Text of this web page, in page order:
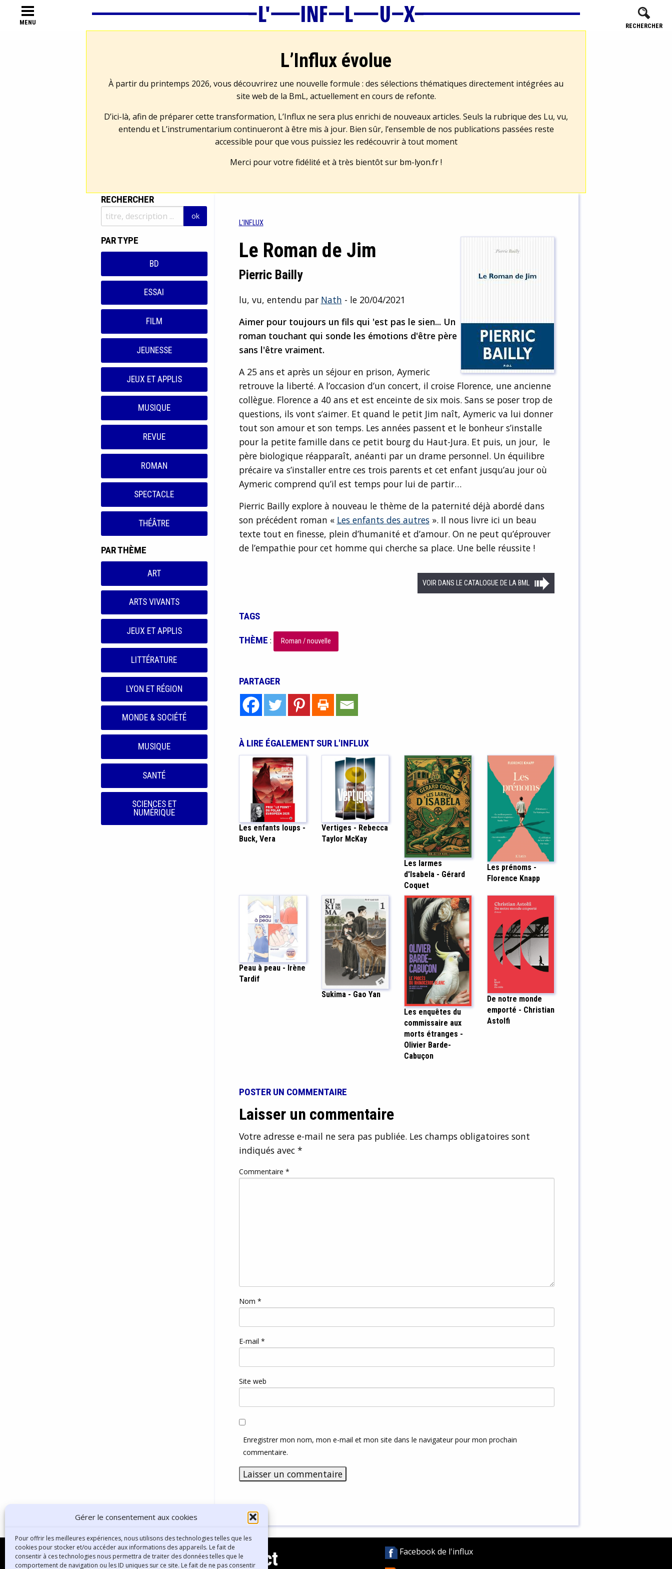
Gérer le consentement aux cookies
Pour offrir les meilleures expériences, nous utilisons des technologies telles que les
cookies pour stocker et/ou accéder aux informations des appareils. Le fait de
consentir à ces technologies nous permettra de traiter des données telles que le
comportement de navigation ou les ID uniques sur ce site. Le fait de ne pas consentir
MENU RECHERCHER
L’Influx évolue
À partir du printemps 2026, vous découvrirez une nouvelle formule : des sélections thématiques directement intégrées au
site web de la BmL, actuellement en cours de refonte.
D’ici-là, afin de préparer cette transformation, L’Influx ne sera plus enrichi de nouveaux articles. Seuls la rubrique des Lu, vu,
entendu et L’instrumentarium continueront à être mis à jour. Bien sûr, l’ensemble de nos publications passées reste
accessible pour que vous puissiez les redécouvrir à tout moment
Merci pour votre fidélité et à très bientôt sur bm-lyon.fr!
RECHERCHER
PAR TYPE
BD
ESSAI
FILM
JEUNESSE
JEUX ET APPLIS
MUSIQUE
REVUE
ROMAN
SPECTACLE
THÉÂTRE
PAR THÈME
ART
ARTS VIVANTS
JEUX ET APPLIS
LITTÉRATURE
LYON ET RÉGION
MONDE & SOCIÉTÉ
MUSIQUE
SANTÉ
SCIENCES ET
NUMÉRIQUE
L'INFLUX
Le Roman de Jim
Pierric Bailly
lu, vu, entendu par Nath - le 20/04/2021
Aimer pour toujours un fils qui 'est pas le sien... Un
roman touchant qui sonde les émotions d'être père
sans l'être vraiment.
A 25 ans et après un séjour en prison, Aymeric
retrouve la liberté. A l’occasion d’un concert, il croise Florence, une ancienne
collègue. Florence a 40 ans et est enceinte de six mois. Sans se poser trop de
questions, ils vont s’aimer. Et quand le petit Jim naît, Aymeric va lui donner
tout son amour et son temps. Les années passent et le bonheur s’installe
pour la petite famille dans ce petit bourg du Haut-Jura. Et puis, un jour, le
père biologique réapparaît, anéanti par un drame personnel. Un équilibre
précaire va s’installer entre ces trois parents et cet enfant jusqu’au jour où
Aymeric comprend qu’il est temps pour lui de partir…
Pierric Bailly explore à nouveau le thème de la paternité déjà abordé dans
son précédent roman « Les enfants des autres». Il nous livre ici un beau
texte tout en finesse, plein d’humanité et d’amour. On ne peut qu’éprouver
de l’empathie pour cet homme qui cherche sa place. Une belle réussite !
VOIR DANS LE CATALOGUE DE LA BML
TAGS
THÈME : Roman / nouvelle
PARTAGER
À LIRE ÉGALEMENT SUR L'INFLUX
Les enfants loups -
Buck, Vera
Vertiges - Rebecca
Taylor McKay
Les larmes
d'Isabela - Gérard
Coquet
Les prénoms -
Florence Knapp
Peau à peau - Irène
Tardif
Sukima - Gao Yan
Les enquêtes du
commissaire aux
morts étranges -
Olivier Barde-
Cabuçon
De notre monde
emporté - Christian
Astolfi
POSTER UN COMMENTAIRE
Laisser un commentaire
Votre adresse e-mail ne sera pas publiée. Les champs obligatoires sont
indiqués avec *
Commentaire *
Nom *
E-mail *
Site web
Enregistrer mon nom, mon e-mail et mon site dans le navigateur pour mon prochain
commentaire.
Contact
Facebook de l'influx